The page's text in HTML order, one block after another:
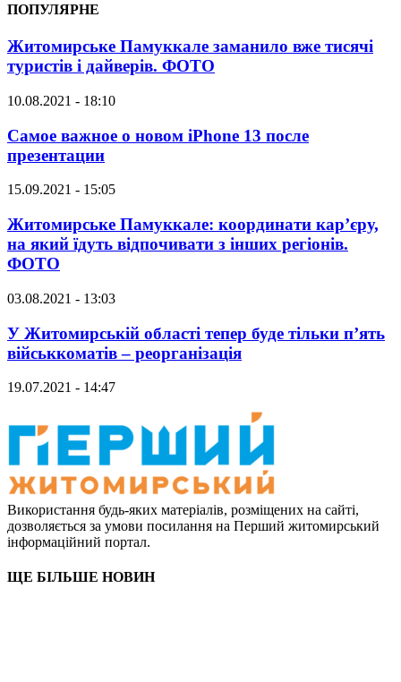
ПОПУЛЯРНЕ
Житомирське Памуккале заманило вже тисячі
туристів і дайверів. ФОТО
10.08.2021 - 18:10
Самое важное о новом iPhone 13 после
презентации
15.09.2021 - 15:05
Житомирське Памуккале: координати кар’єру,
на який їдуть відпочивати з інших регіонів.
ФОТО
03.08.2021 - 13:03
У Житомирській області тепер буде тільки п’ять
військкоматів – реорганізація
19.07.2021 - 14:47
Використання будь-яких матеріалів, розміщених на сайті,
дозволяється за умови посилання на Перший житомирський
інформаційний портал.
ЩЕ БІЛЬШЕ НОВИН